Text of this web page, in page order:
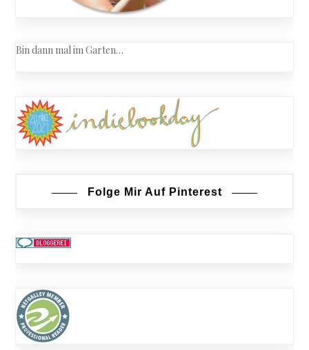
Bin dann mal im Garten…
Folge Mir Auf Pinterest